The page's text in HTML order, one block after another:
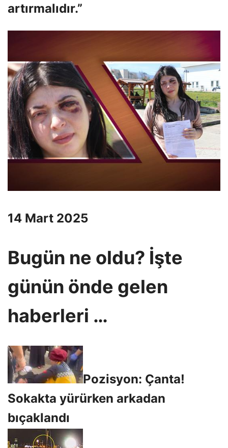
artırmalıdır.”
14 Mart 2025
Bugün ne oldu? İşte
günün önde gelen
haberleri …
Pozisyon: Çanta!
Sokakta yürürken arkadan
bıçaklandı